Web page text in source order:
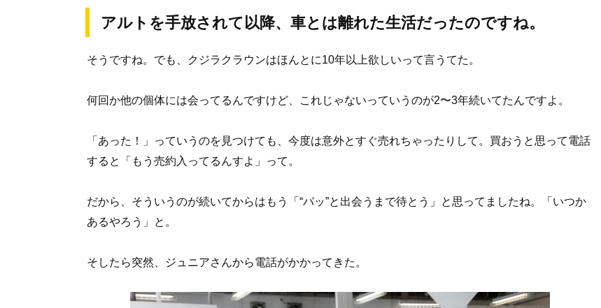
アルトを手放されて以降、車とは離れた生活だったのですね。
そうですね。でも、クジラクラウンはほんとに10年以上欲しいって言うてた。
何回か他の個体には会ってるんですけど、これじゃないっていうのが2〜3年続いてたんですよ。
「あった！」っていうのを見つけても、今度は意外とすぐ売れちゃったりして。買おうと思って電話
すると「もう売約入ってるんすよ」って。
だから、そういうのが続いてからはもう「“パッ”と出会うまで待とう」と思ってましたね。「いつか
あるやろう」と。
そしたら突然、ジュニアさんから電話がかかってきた。